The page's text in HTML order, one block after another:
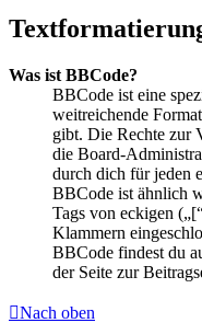
Was ist BBCode?
BBCode ist eine
weitreichende
gibt. Die Rechte zur
die Board-
durch dich für jeden
BBCode ist ähnlich
Tags von eckigen
Klammern
BBCode findest du
der Seite zur
Nach oben